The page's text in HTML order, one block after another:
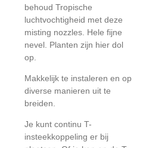
behoud Tropische
luchtvochtigheid met deze
misting nozzles. Hele fijne
nevel. Planten zijn hier dol
op.
Makkelijk te instaleren en op
diverse manieren uit te
breiden.
Je kunt continu T-
insteekkoppeling er bij